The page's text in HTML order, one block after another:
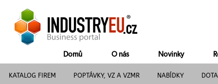
Domů O nás Novinky
KATALOG FIREM POPTÁVKY, VZ A VZMR NABÍDKY